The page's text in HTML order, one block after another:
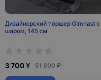
Дизайнерский торшер Gimnast с
шаром, 145 см
3 700 ¥ 51 800 ₽